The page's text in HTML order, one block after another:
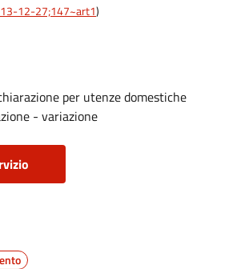
12-27;147~art1)
per utenze domestiche
- variazione